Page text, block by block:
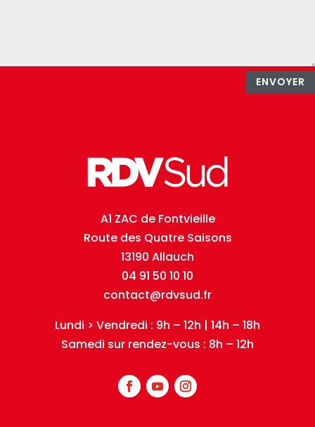
ENVOYER
A1 ZAC de Fontvieille
Route des Quatre Saisons
13190 Allauch
04 91 50 10 10
contact@rdvsud.fr
Lundi > Vendredi : 9h – 12h | 14h – 18h
Samedi sur rendez-vous : 8h – 12h